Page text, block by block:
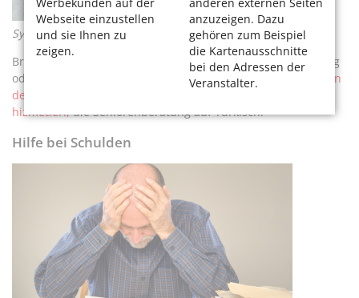
Webseite einzustellen
und sie Ihnen zu
zeigen.
anzuzeigen. Dazu
gehören zum Beispiel
die Kartenausschnitte
bei den Adressen der
Veranstalter.
Symbolbild: Sabine van Erp / Pixabay
Brauchen Sie Hilfe bei der Beantragung von Grundsicherung
oder Wohngeld? Eine gute Übersicht bietet der Beitrag
Hilfen
der Seniorenberatung
hizmetleri,die Seniorenberatung auf Türkisch.
Hilfe bei Schulden